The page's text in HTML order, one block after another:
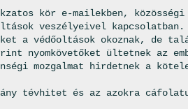
kör e-mailekben, közösségi
veszélyeivel kapcsolatban.
a védőoltások okoznak, de
nyomkövetőket ültetnek az
mozgalmat hirdetnek a
tévhitet és az azokra